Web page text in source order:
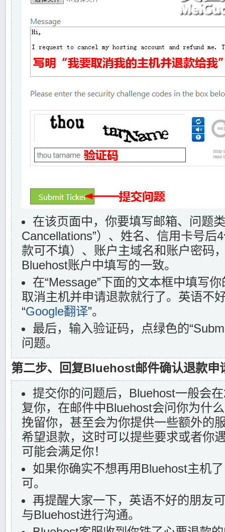
在该页面中，你要填写邮箱、问题
Cancellations”）、姓名、信用卡号后
款可不填）、账户主域名和账户密码
Bluehost账户中填写的一致。
在“Message”下面的文本框中填写
取消主机并申请退款就行了。英语不
“Google翻译”。
最后，输入验证码，点绿色的
问题。
第二步、回复Bluehost邮件确认退款申
提交你的问题后，Bluehost一般会
复你，在邮件中Bluehost会问你为什
挽留你，甚至会为你提供一些额外的
希望退款，这时可以提些要求或者你
可能会满足你！
如果你确实不想再用Bluehost主机
可。
再提醒大家一下，英语不好的朋友
与Bluehost进行沟通。